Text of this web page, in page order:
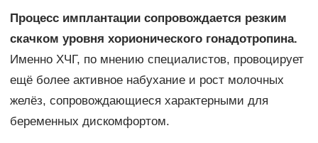
Процесс имплантации сопровождается резким
скачком уровня хорионического гонадотропина.
Именно ХЧГ, по мнению специалистов, провоцирует
ещё более активное набухание и рост молочных
желёз, сопровождающиеся характерными для
беременных дискомфортом.